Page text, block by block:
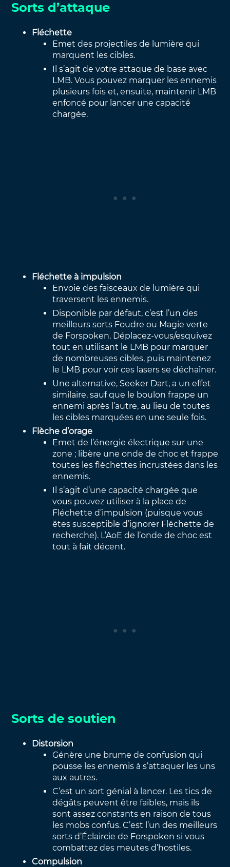
Sorts d’attaque
Fléchette
Emet des projectiles de lumière qui
marquent les cibles.
Il s’agit de votre attaque de base avec
LMB. Vous pouvez marquer les ennemis
plusieurs fois et, ensuite, maintenir LMB
enfoncé pour lancer une capacité
chargée.
Fléchette à impulsion
Envoie des faisceaux de lumière qui
traversent les ennemis.
Disponible par défaut, c’est l’un des
meilleurs sorts Foudre ou Magie verte
de Forspoken. Déplacez-vous/esquivez
tout en utilisant le LMB pour marquer
de nombreuses cibles, puis maintenez
le LMB pour voir ces lasers se déchaîner.
Une alternative, Seeker Dart, a un effet
similaire, sauf que le boulon frappe un
ennemi après l’autre, au lieu de toutes
les cibles marquées en une seule fois.
Flèche d’orage
Emet de l’énergie électrique sur une
zone ; libère une onde de choc et frappe
toutes les fléchettes incrustées dans les
ennemis.
Il s’agit d’une capacité chargée que
vous pouvez utiliser à la place de
Fléchette d’impulsion (puisque vous
êtes susceptible d’ignorer Fléchette de
recherche). L’AoE de l’onde de choc est
tout à fait décent.
Sorts de soutien
Distorsion
Génère une brume de confusion qui
pousse les ennemis à s’attaquer les uns
aux autres.
C’est un sort génial à lancer. Les tics de
dégâts peuvent être faibles, mais ils
sont assez constants en raison de tous
les mobs confus. C’est l’un des meilleurs
sorts d’Éclaircie de Forspoken si vous
combattez des meutes d’hostiles.
Compulsion